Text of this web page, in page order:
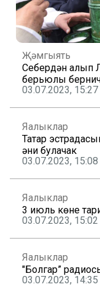
Җәмгыять
Себердән алып
берьюлы
03.07.2023, 15:27
Яңалыклар
Татар
әни булачак
03.07.2023, 15:08
Яңалыклар
3 июль көне
03.07.2023, 15:02
Яңалыклар
"Болгар”
03.07.2023, 14:35